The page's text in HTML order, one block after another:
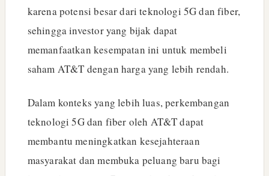
karena potensi besar dari teknologi 5G dan fiber,
sehingga investor yang bijak dapat
memanfaatkan kesempatan ini untuk membeli
saham AT&T dengan harga yang lebih rendah.
Dalam konteks yang lebih luas, perkembangan
teknologi 5G dan fiber oleh AT&T dapat
membantu meningkatkan kesejahteraan
masyarakat dan membuka peluang baru bagi